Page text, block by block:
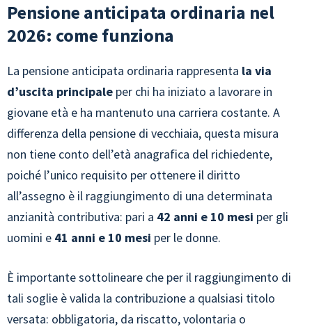
Pensione anticipata ordinaria nel
2026: come funziona
La pensione anticipata ordinaria rappresenta la via
d’uscita principale per chi ha iniziato a lavorare in
giovane età e ha mantenuto una carriera costante. A
differenza della pensione di vecchiaia, questa misura
non tiene conto dell’età anagrafica del richiedente,
poiché l’unico requisito per ottenere il diritto
all’assegno è il raggiungimento di una determinata
anzianità contributiva: pari a 42 anni e 10 mesi per gli
uomini e 41 anni e 10 mesi per le donne.
È importante sottolineare che per il raggiungimento di
tali soglie è valida la contribuzione a qualsiasi titolo
versata: obbligatoria, da riscatto, volontaria o